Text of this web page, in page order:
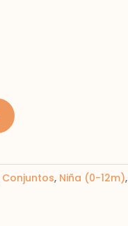
Conjuntos, Niña (0-12m),